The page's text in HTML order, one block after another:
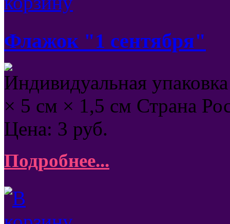
Флажок "1 сентября"
Индивидуальная
× 5 см × 1,5 см Страна
Цена: 3 руб.
Подробнее...